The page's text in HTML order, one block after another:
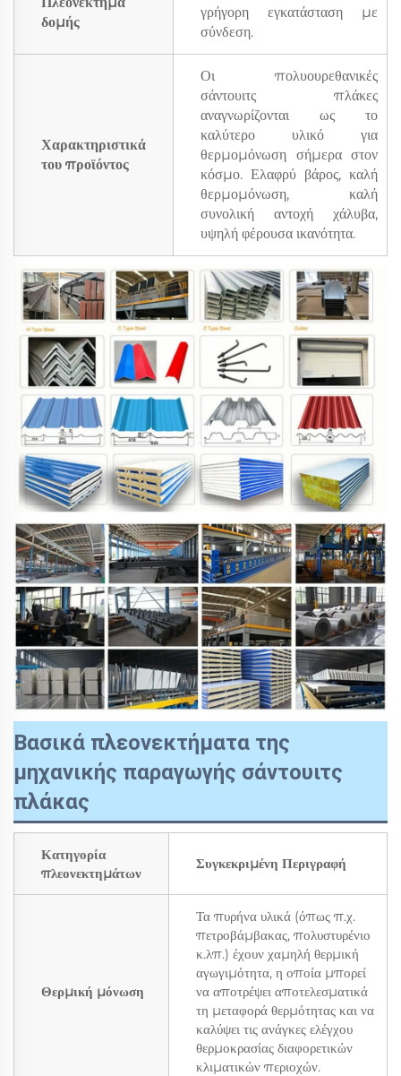
δομής
γρήγορη εγκατάσταση με
σύνδεση.
Χαρακτηριστικά
του προϊόντος
Οι πολυουρεθανικές
σάντουιτς πλάκες
αναγνωρίζονται ως το
καλύτερο υλικό για
θερμομόνωση σήμερα στον
κόσμο. Ελαφρύ βάρος, καλή
θερμομόνωση, καλή
συνολική αντοχή χάλυβα,
υψηλή φέρουσα ικανότητα.
Βασικά πλεονεκτήματα της
μηχανικής παραγωγής σάντουιτς
πλάκας
Κατηγορία
πλεονεκτημάτων
Συγκεκριμένη Περιγραφή
Θερμική μόνωση
Τα πυρήνα υλικά (όπως π.χ.
πετροβάμβακας, πολυστυρένιο
κ.λπ.) έχουν χαμηλή θερμική
αγωγιμότητα, η οποία μπορεί
να αποτρέψει αποτελεσματικά
τη μεταφορά θερμότητας και να
καλύψει τις ανάγκες ελέγχου
θερμοκρασίας διαφορετικών
κλιματικών περιοχών.